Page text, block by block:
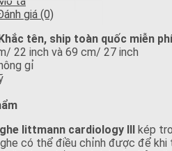
giá (0)
tên, ship toàn quốc miễn
22 inch và 69 cm/ 27 inch
gỉ
littmann cardiology III kép
có thể điều chỉnh được để